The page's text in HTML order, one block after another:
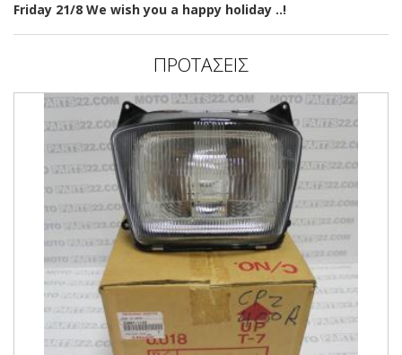
Friday 21/8 We wish you a happy holiday ..!
ΠΡΟΤΑΣΕΙΣ